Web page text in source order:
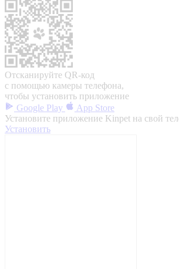
Отсканируйте QR-код
с помощью камеры телефона,
чтобы установить приложение
Google Play
App Store
Установите приложение Kinpet на свой
Установить